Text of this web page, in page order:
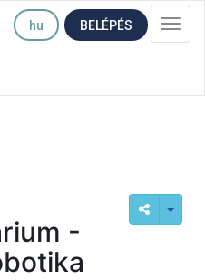
hu BELÉPÉS
-